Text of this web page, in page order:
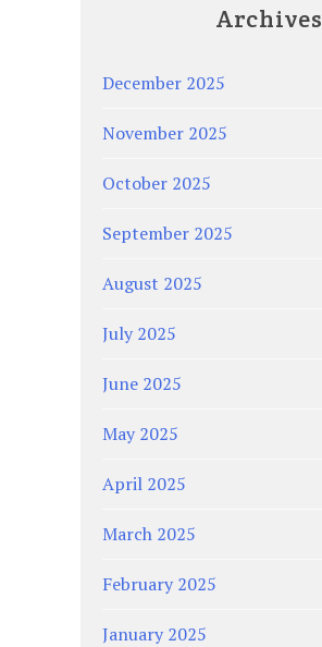
Archives
December 2025
November 2025
October 2025
September 2025
August 2025
July 2025
June 2025
May 2025
April 2025
March 2025
February 2025
January 2025